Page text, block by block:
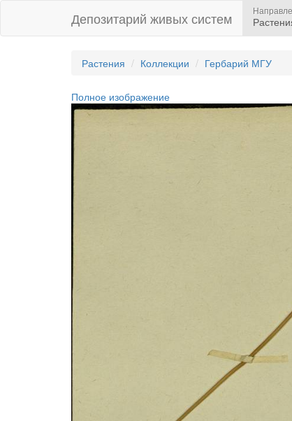
Депозитарий живых систем
Растения Коллекции Гербарий МГУ
Полное изображение